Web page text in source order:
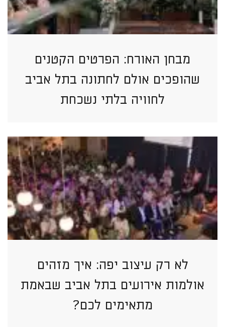
מבחן האורח: הפרטים הקטנים
שהופכים אולם לחתונה בתל אביב
לחוויה בלתי נשכחת
לא רק עיצוב יפה: איך מזהים
אולמות אירועים בתל אביב שבאמת
מתאימים לכם?